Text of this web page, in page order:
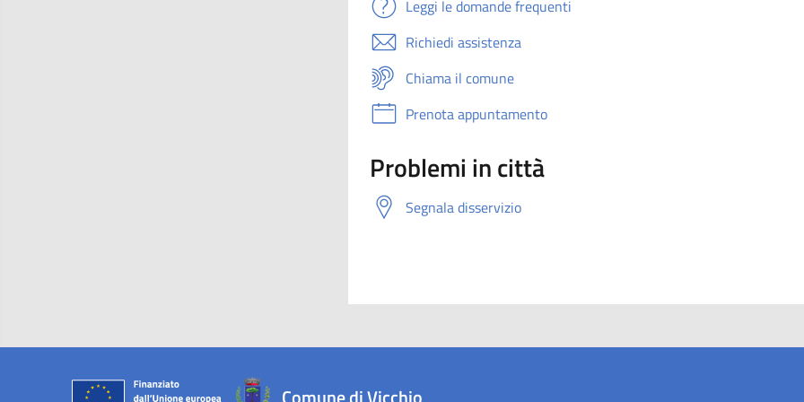
Leggi le domande frequenti
Richiedi assistenza
Chiama il comune
Prenota appuntamento
Problemi in città
Segnala disservizio